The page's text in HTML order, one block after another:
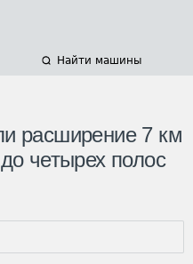
Найти машины
расширение 7 км
четырех полос